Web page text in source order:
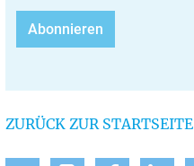
ZURÜCK ZUR STARTSEITE